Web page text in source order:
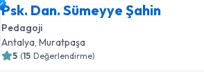
Psk. Dan. Sümeyye Şahin
Pedagoji
Antalya , Muratpaşa
5 (15 Değerlendirme)